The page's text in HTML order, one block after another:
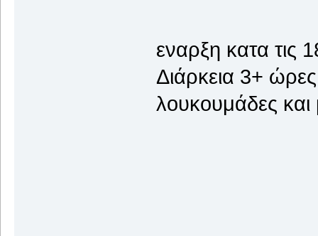
εναρξη κατα τις
Διάρκεια 3+
λουκουμάδες και